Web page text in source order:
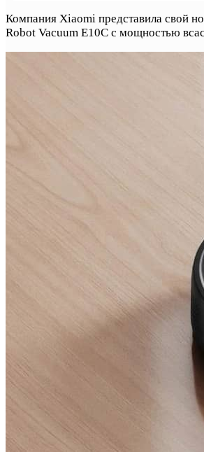
Компания Xiaomi представила свой
Robot Vacuum E10C с мощностью